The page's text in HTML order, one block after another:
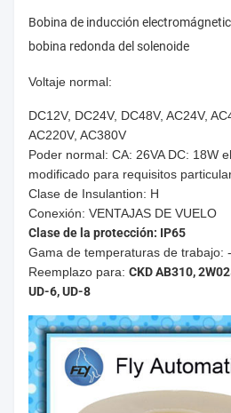
Bobina de inducción
bobina redonda del solenoide
Voltaje normal:
DC12V, DC24V, DC48V, AC24V,
AC220V, AC380V
Poder normal: CA: 26VA DC: 18W
modificado para requisitos
Clase de Insulantion: H
Conexión: VENTAJAS DE VUELO
Clase de la protección: IP65
Gama de temperaturas de trabajo:
Reemplazo para: CKD AB310,
UD-6, UD-8